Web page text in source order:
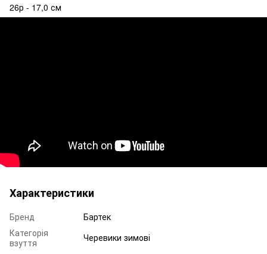
26р - 17,0 см
Характеристики
Бренд
Бартек
Категорія
взуття
Черевики зимові